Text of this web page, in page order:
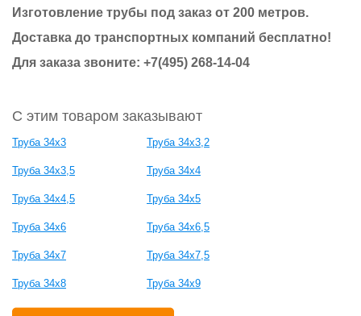
Изготовление трубы под заказ от 200 метров.
Доставка до транспортных компаний бесплатно!
Для заказа звоните: +7(495) 268-14-04
С этим товаром заказывают
Труба 34х3 Труба 34х3,2
Труба 34х3,5 Труба 34х4
Труба 34х4,5 Труба 34х5
Труба 34х6 Труба 34х6,5
Труба 34х7 Труба 34х7,5
Труба 34x8 Труба 34х9